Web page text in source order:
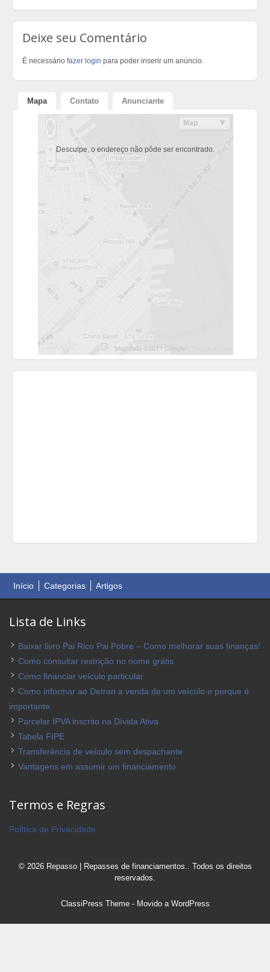
Deixe seu Comentário
É necessáriofazer login para poder inserir um anúncio.
Mapa Contato Anunciante
Desculpe, o endereço não pôde ser encontrado.
Início Categorias Artigos
Lista de Links
Baixar livro Pai Rico Pai Pobre – Como melhorar suas finanças!
Como consultar restrição no nome grátis
Como financiar veículo particular
Como informar ao Detran a venda de um veículo e porque é
importante.
Parcelar IPVA inscrito na Dívida Ativa
Tabela FIPE
Transferência de veículo sem despachante
Vantagens em assumir um financiamento
Termos e Regras
Política de Privacidade
© 2026 Repasso | Repasses de financiamentos.. Todos os direitos
reservados.
ClassiPress Theme- Movido a WordPress